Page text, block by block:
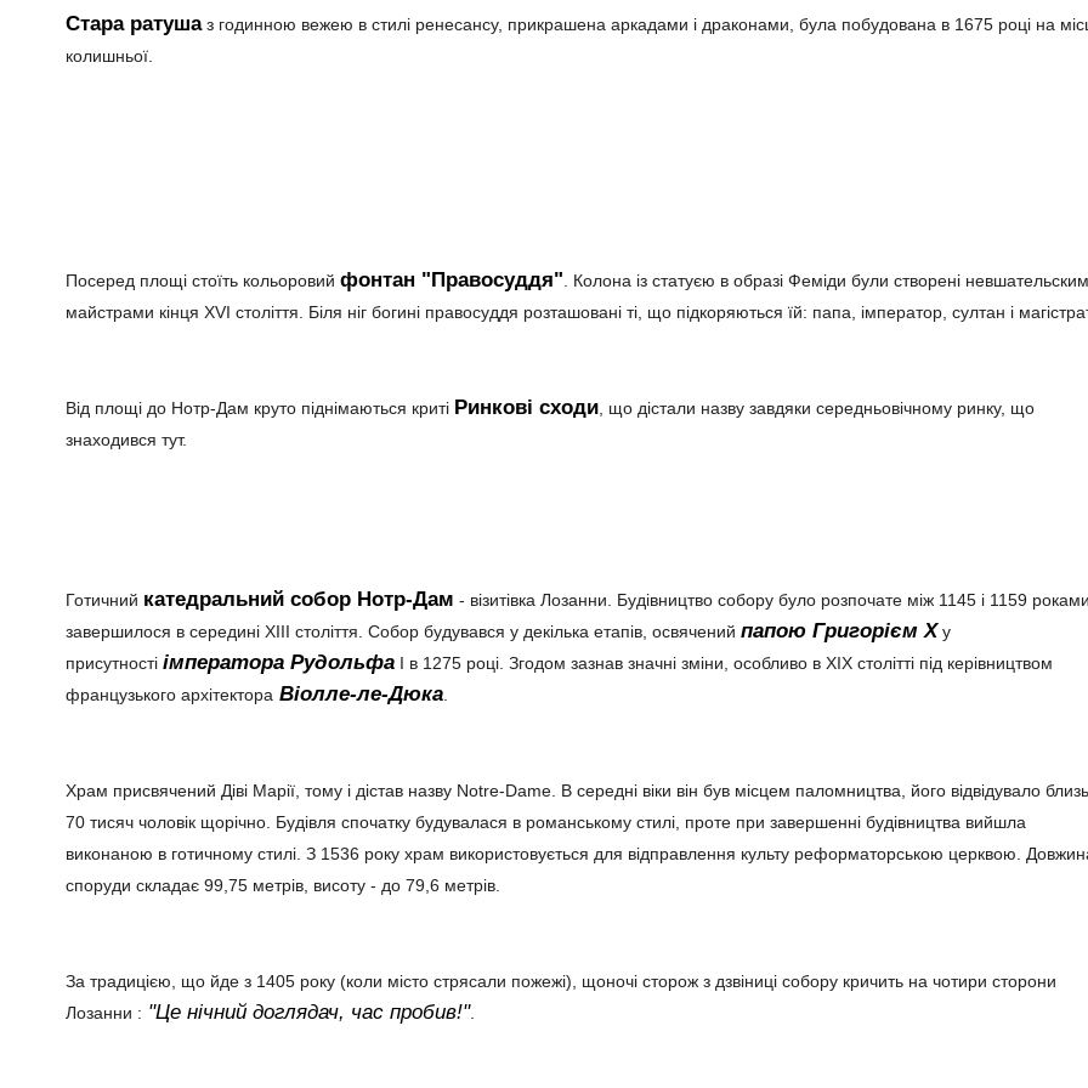
Стара ратушаз годинною вежею в стилі ренесансу, прикрашена аркадами і драконами, була побудована в 1675 році на
колишньої.
Посеред площі стоїть кольоровий фонтан "Правосуддя". Колона із статуєю в образі Феміди були створені
майстрами кінця XVI століття. Біля ніг богині правосуддя розташовані ті, що підкоряються їй: папа, імператор, султан і
Від площі до Нотр-Дам круто піднімаються криті Ринкові сходи, що дістали назву завдяки середньовічному ринку, що
знаходився тут.
Готичний катедральний собор Нотр-Дам - візитівка Лозанни. Будівництво собору було розпочате між 1145 і 1159
завершилося в середині XIII століття. Собор будувався у декілька етапів, освячений папою Григорієм X у
присутності імператора Рудольфа I в 1275 році. Згодом зазнав значні зміни, особливо в XIX столітті під керівництвом
французького архітектора Віолле-ле-Дюка.
Храм присвячений Діві Марії, тому і дістав назву Notre-Dame. В середні віки він був місцем паломництва, його відвідувало
70 тисяч чоловік щорічно. Будівля спочатку будувалася в романському стилі, проте при завершенні будівництва вийшла
виконаною в готичному стилі. З 1536 року храм використовується для відправлення культу реформаторською церквою.
споруди складає 99,75 метрів, висоту - до 79,6 метрів.
За традицією, що йде з 1405 року (коли місто стрясали пожежі), щоночі сторож з дзвіниці собору кричить на чотири сторони
Лозанни : "Це нічний доглядач, час пробив!".